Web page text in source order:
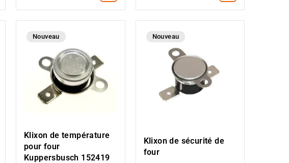
Nouveau
Klixon de température
pour four
Kuppersbusch 152419
Nouveau
Klixon de sécurité de
four